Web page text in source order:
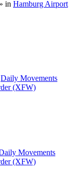
» in Hamburg Airport
Daily Movements
(XFW)
Movements
(XFW)